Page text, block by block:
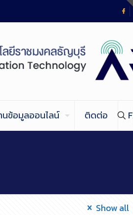
นข้อมูลออนไลน์ ติดต่อ
Show all